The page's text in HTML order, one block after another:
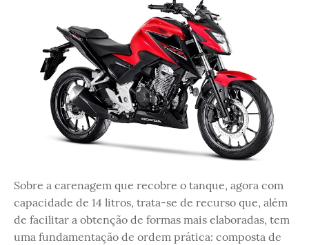
Sobre a carenagem que recobre o tanque, agora com
capacidade de 14 litros, trata-se de recurso que, além
de facilitar a obtenção de formas mais elaboradas, tem
uma fundamentação de ordem prática: composta de